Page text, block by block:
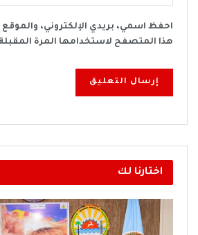
احفظ اسمي، بريدي الإلكتروني، والموقع
هذا المتصفح لاستخدامها المرة
اختارنا لك